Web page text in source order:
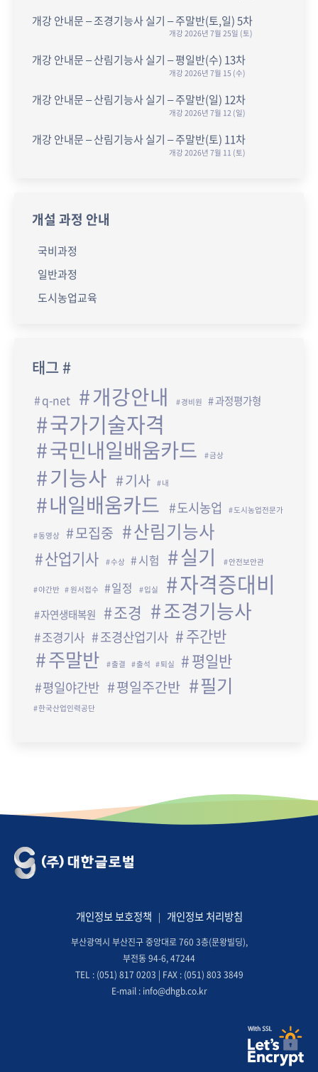
개강 안내문 – 조경기능사 실기 – 주말반(토,일) 5차
개강 2026년 7월 25일 (토)
개강 안내문 – 산림기능사 실기 – 평일반(수) 13차
개강 2026년 7월 15 (수)
개강 안내문 – 산림기능사 실기 – 주말반(일) 12차
개강 2026년 7월 12 (일)
개강 안내문 – 산림기능사 실기 – 주말반(토) 11차
개강 2026년 7월 11 (토)
개설 과정 안내
국비과정
일반과정
도시농업교육
태그 #
q-net 개강안내 경비원 과정평가형
국가기술자격
국민내일배움카드 금상
기능사 기사 내
내일배움카드 도시농업 도시농업전문가
동영상 모집중 산림기능사
산업기사 수상 시험 실기 안전보안관
야간반 원서접수 일정 입실 자격증대비
자연생태복원 조경 조경기능사
조경기사 조경산업기사 주간반
주말반 출결 출석 퇴실 평일반
평일야간반 평일주간반 필기
한국산업인력공단
개인정보 보호정책 | 개인정보 처리방침
부산광역시 부산진구 중앙대로 760 3층(문왕빌딩),
부전동 94-6, 47244
TEL : (051) 817 0203 | FAX : (051) 803 3849
E-mail : info@dhgb.co.kr